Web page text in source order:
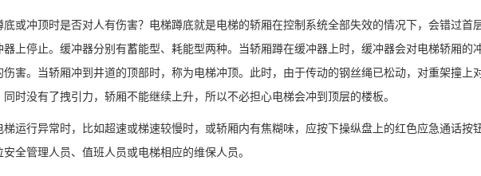
冲顶时是否对人有伤害？电梯蹲底就是电梯的轿厢在控制系统全部失效的情况下，会错过首
器上停止。缓冲器分别有蓄能型、耗能型两种。当轿厢蹲在缓冲器上时，缓冲器会对电梯轿厢的
伤害。当轿厢冲到井道的顶部时，称为电梯冲顶。此时，由于传动的钢丝绳已松动，对重架撞上
同时没有了拽引力，轿厢不能继续上升，所以不必担心电梯会冲到顶层的楼板。
行异常时，比如超速或梯速较慢时，或轿厢内有焦糊味，应按下操纵盘上的红色应急通话按
全管理人员、值班人员或电梯相应的维保人员。